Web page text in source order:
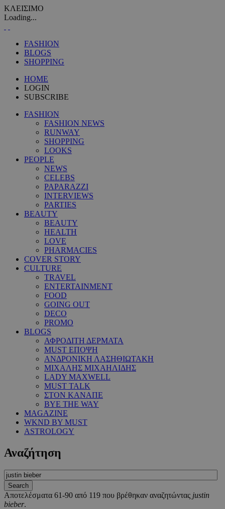
ΚΛΕΙΣΙΜΟ
Loading...
FASHION
BLOGS
SHOPPING
HOME
LOGIN
SUBSCRIBE
FASHION
FASHION NEWS
RUNWAY
SHOPPING
LOOKS
PEOPLE
NEWS
CELEBS
PAPARAZZI
INTERVIEWS
PARTIES
BEAUTY
BEAUTY
HEALTH
LOVE
PHARMACIES
COVER STORY
CULTURE
TRAVEL
ENTERTAINMENT
FOOD
GOING OUT
DECO
PROMO
BLOGS
ΑΦΡΟΔΙΤΗ ΔΕΡΜΑΤΑ
MUST ΕΠΟΨΗ
ΑΝΔΡΟΝΙΚΗ ΛΑΣΗΘΙΩΤΑΚΗ
ΜΙΧΑΛΗΣ ΜΙΧΑΗΛΙΔΗΣ
LADY MAXWELL
MUST TALK
ΣΤΟΝ ΚΑΝΑΠΕ
BYE THE WAY
MAGAZINE
WKND BY MUST
ASTROLOGY
Αναζήτηση
Αποτελέσματα 61-90 από 119 που βρέθηκαν αναζητώντας justin
bieber.